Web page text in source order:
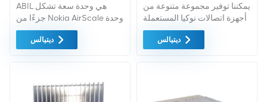
ABIL هي وحدة سعة تشكل
جزءًا من Nokia AirScale وحدة
نظام 5G gNB.
ديتيالس
يمكننا توفير مجموعة متنوعة من
أجهزة اتصالات نوكيا المستعملة
والجديدة مثل FBBA. إذا كانت
لديك احتياجات أخرى، فيرجى
ديتيالس